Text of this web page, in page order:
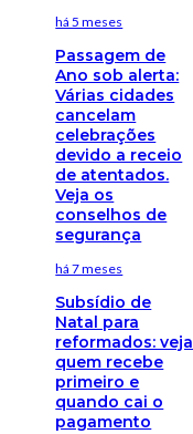
há 5 meses
Passagem de
Ano sob alerta:
Várias cidades
cancelam
celebrações
devido a receio
de atentados.
Veja os
conselhos de
segurança
há 7 meses
Subsídio de
Natal para
reformados: veja
quem recebe
primeiro e
quando cai o
pagamento